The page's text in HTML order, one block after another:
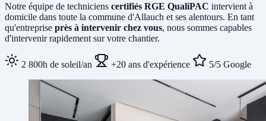
Notre équipe de techniciens certifiés RGE QualiPAC intervient à
domicile dans toute la commune d'Allauch et ses alentours. En tant
qu'entreprise près à intervenir chez vous, nous sommes capables
d'intervenir rapidement sur votre chantier.
2 800h de soleil/an +20 ans d'expérience 5/5 Google